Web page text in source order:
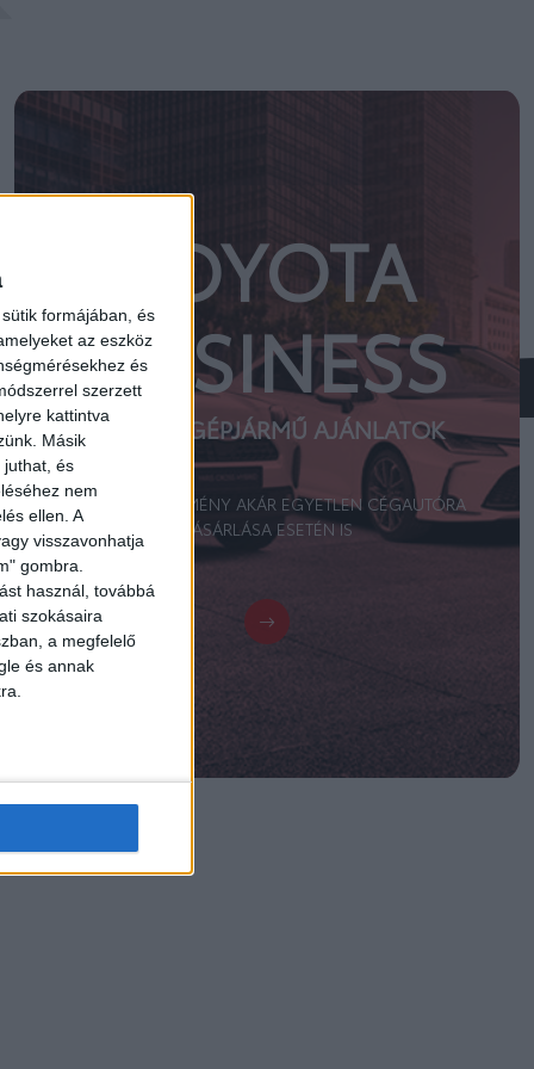
formájában, és
az eszköz
és
szerzett
kattintva
Másik
juthat, és
nem
ellen. A
visszavonhatja
gombra.
használ, továbbá
szokásaira
a megfelelő
és annak
TOYOTA
BUSINESS
SZEMÉLYGÉPJÁRMŰ AJÁNLATOK
FLOTTAKEDVEZMÉNY AKÁR EGYETLEN CÉGAUTÓRA
VÁSÁRLÁSA ESETÉN IS